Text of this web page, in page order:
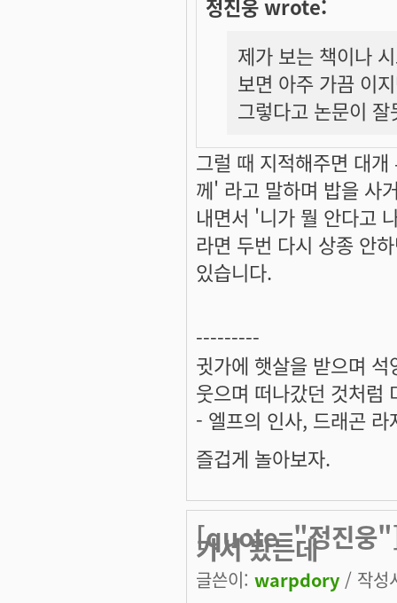
정진웅 wrote:
제가 보는 책이나
보면 아주 가끔 이
그렇다고 논문이
그럴 때 지적해주면 대
께' 라고 말하며 밥을 사
내면서 '니가 뭘 안다고
라면 두번 다시 상종 안
있습니다.
---------
귓가에 햇살을 받으며
웃으며 떠나갔던 것처럼
- 엘프의 인사, 드래곤 라
즐겁게 놀아보자.
[quote="정진웅
가서 봤는데
글쓴이: warpdory / 작성